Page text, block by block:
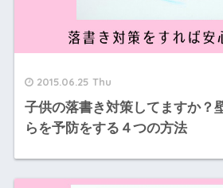
2015.06.25 Thu
子供の落書き対策してますか？
らを予防をする４つの方法